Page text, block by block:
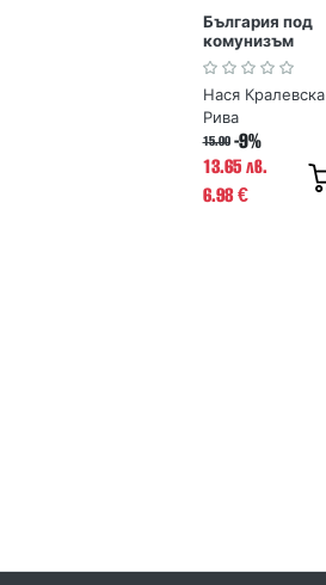
България под
комунизъм
Нася Кралевска
Рива
15.00 -9%
13.65 лв.
6.98€